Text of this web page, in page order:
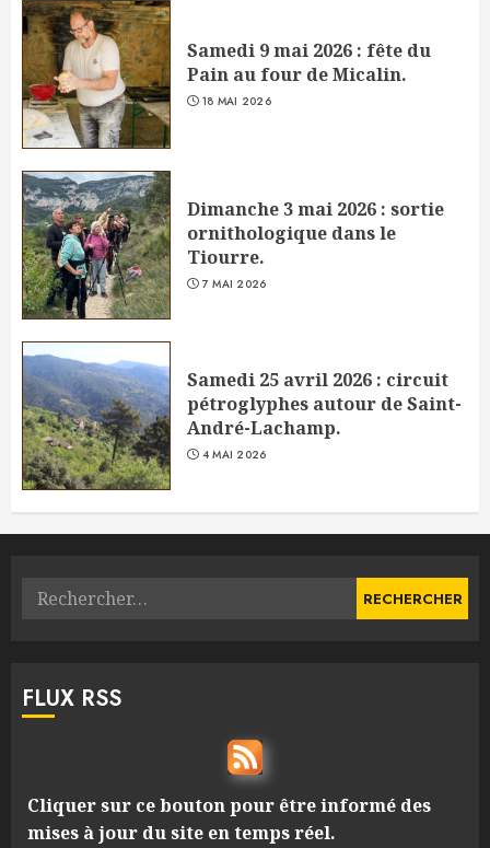
Samedi 9 mai 2026 : fête du
Pain au four de Micalin.
18 MAI 2026
Dimanche 3 mai 2026 : sortie
ornithologique dans le
Tiourre.
7 MAI 2026
Samedi 25 avril 2026 : circuit
pétroglyphes autour de Saint-
André-Lachamp.
4 MAI 2026
Rechercher :
FLUX RSS
Cliquer sur ce bouton pour être informé des
mises à jour du site en temps réel.